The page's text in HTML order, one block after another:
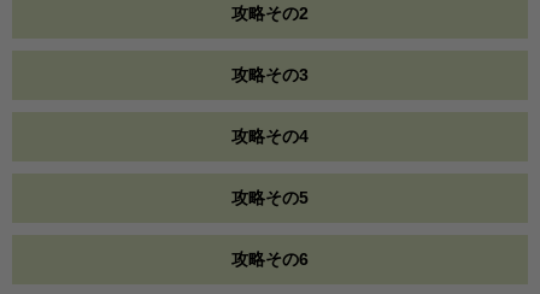
攻略その2
攻略その3
攻略その4
攻略その5
攻略その6